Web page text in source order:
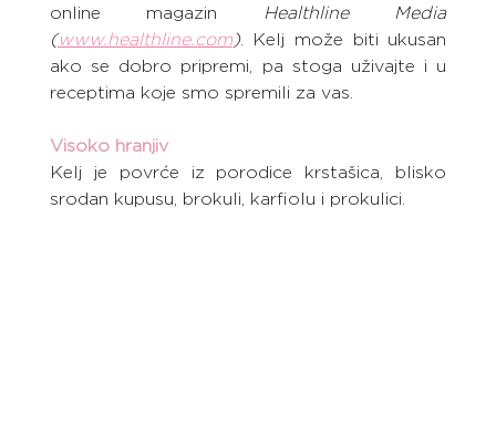
online magazin Healthline Media
(www.healthline.com). Kelj može biti ukusan
ako se dobro pripremi, pa stoga uživajte i u
receptima koje smo spremili za vas.
Visoko hranjiv
Kelj je povrće iz porodice krstašica, blisko
srodan kupusu, brokuli, karfiolu i prokulici.